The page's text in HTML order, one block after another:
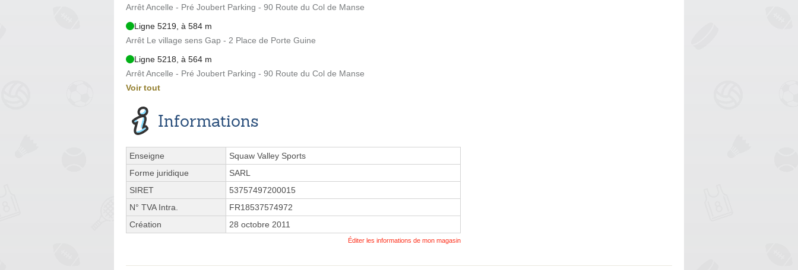
Arrêt Ancelle - Pré Joubert Parking - 90 Route du Col de Manse
Ligne 5219, à 584 m
Arrêt Le village sens Gap - 2 Place de Porte Guine
Ligne 5218, à 564 m
Arrêt Ancelle - Pré Joubert Parking - 90 Route du Col de Manse
Voir tout
Informations
Enseigne
Squaw Valley Sports
Forme juridique
SARL
SIRET
53757497200015
N° TVA Intra.
FR18537574972
Création
28 octobre 2011
Éditer les informations de mon magasin